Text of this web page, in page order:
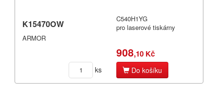
K15470OW
ARMOR
C540H1YG
pro laserové tiskárny
908,10 Kč
ks Do košíku